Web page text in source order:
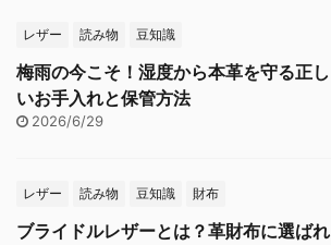
レザー 読み物 豆知識
梅雨の今こそ！湿度から本革を守る正し
いお手入れと保管方法
2026/6/29
レザー 読み物 豆知識 財布
ブライドルレザーとは？革財布に選ばれ